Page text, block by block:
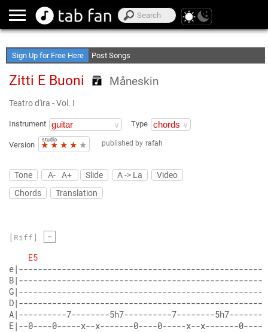
Sign Up for Free Here Post Songs
Zitti E Buoni Måneskin
Teatro d'ira - Vol. I
Instrument Type
Version
studio
★★ ★ ★ ★ published by rafah
Tone A- A+ Slide A -> La
Video
Chords
Translation
[Riff] -
E5
E|--0----0-----x--x-------0----0-----x--x-------